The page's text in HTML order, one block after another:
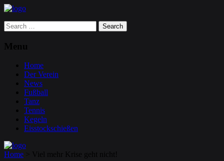
Search
for:
Menu
Home
Der Verein
News
Fußball
Tanz
Tennis
Kegeln
Eisstockschießen
Home Viel mehr Krise geht nicht!